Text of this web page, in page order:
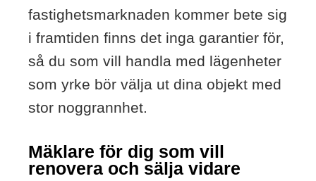
fastighetsmarknaden kommer bete sig
i framtiden finns det inga garantier för,
så du som vill handla med lägenheter
som yrke bör välja ut dina objekt med
stor noggrannhet.
Mäklare för dig som vill
renovera och sälja vidare